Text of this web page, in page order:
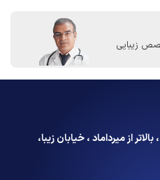
زیبایی
از میرداماد ، خیابان زیبا،